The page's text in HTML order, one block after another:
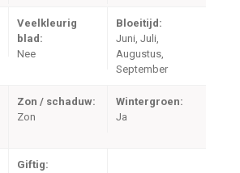
Veelkleurig
blad:
Nee
Bloeitijd:
Juni, Juli,
Augustus,
September
Zon / schaduw:
Zon
Wintergroen:
Ja
Giftig: